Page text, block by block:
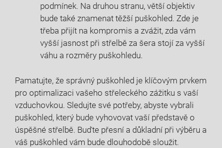
podmínek. Na druhou stranu, větší objektiv
bude také znamenat těžší puškohled. Zde je
třeba přijít na kompromis a zvážit, zda vám
vyšší jasnost při střelbě za šera stojí za vyšší
váhu a rozměry puškohledu.
Pamatujte, že správný puškohled je klíčovým prvkem
pro optimalizaci vašeho střeleckého zážitku s vaší
vzduchovkou. Sledujte své potřeby, abyste vybrali
puškohled, který bude vyhovovat vaší představě o
úspěšné střelbě. Buďte přesní a důkladní při výběru a
váš puškohled vám bude dlouhodobě sloužit.